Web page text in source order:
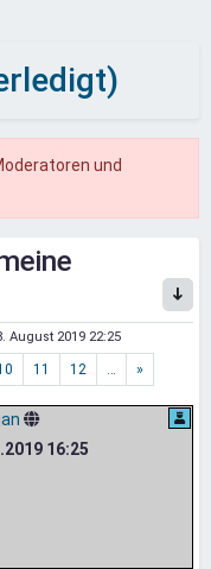
und
August 2019 22:25
11 12 … »
16:25